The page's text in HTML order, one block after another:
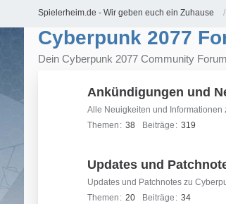
Spielerheim.de - Wir geben euch ein Zuhause
Cyberpunk 2077
Dein Cyberpunk 2077 Community Forum
Ankündigungen und
Alle Neuigkeiten und Informationen
Themen
38 Beiträge 319
Updates und
Updates und Patchnotes zu
Themen
20 Beiträge 34